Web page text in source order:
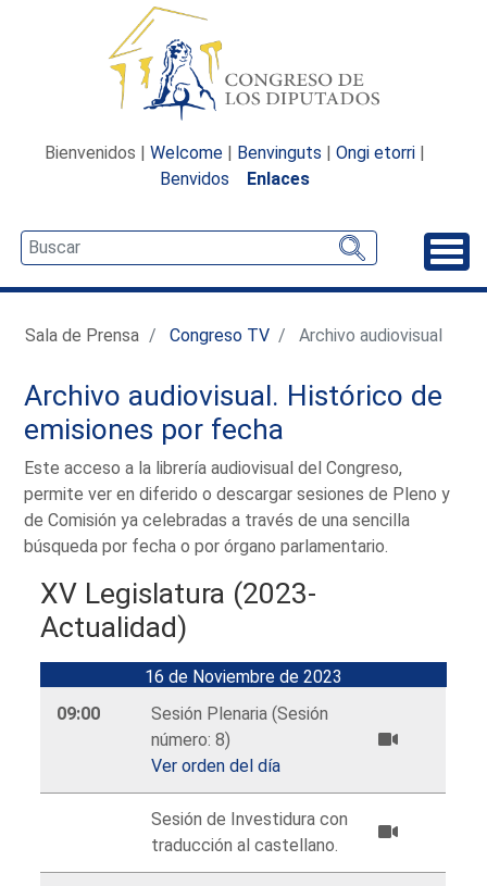
Bienvenidos | Welcome | Benvinguts | Ongi etorri |
Benvidos
Enlaces
Sala de Prensa Congreso TV Archivo audiovisual
Archivo audiovisual. Histórico de
emisiones por fecha
Este acceso a la librería audiovisual del Congreso,
permite ver en diferido o descargar sesiones de Pleno y
de Comisión ya celebradas a través de una sencilla
búsqueda por fecha o por órgano parlamentario.
XV Legislatura (2023-
Actualidad)
16 de Noviembre de 2023
09:00
Sesión Plenaria (Sesión
número: 8)
Ver orden del día
Sesión de Investidura con
traducción al castellano.